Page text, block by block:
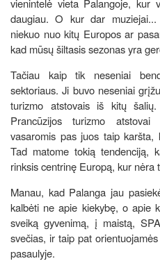
daugiau. O kur dar muziejai...
niekuo nuo kitų Europos ar
kad mūsų šiltasis sezonas yra
Tačiau kaip tik neseniai
sektoriaus. Ji buvo neseniai
turizmo atstovais iš kitų šalių.
Prancūzijos turizmo atstovai
vasaromis pas juos taip karšta,
Tad matome tokią tendenciją,
rinksis centrinę Europą, kur nėra
Manau, kad Palanga jau
kalbėti ne apie kiekybę, o apie
sveiką gyvenimą, į maistą,
svečias, ir taip pat
pasaulyje.